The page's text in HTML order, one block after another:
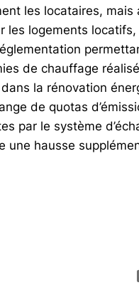
les locataires, mais
les logements
de chauffage
la rénovation
de quotas
par le système
une hausse